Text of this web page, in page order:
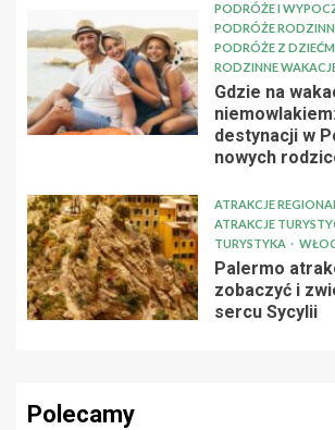
PODRÓŻE I
PODRÓŻE
PODRÓŻE Z
RODZINNE
Gdzie na
destynacji w
nowych
ATRAKCJE
ATRAKCJE
TURYSTYKA
Palermo
zobaczyć i
sercu Sycylii
Polecamy